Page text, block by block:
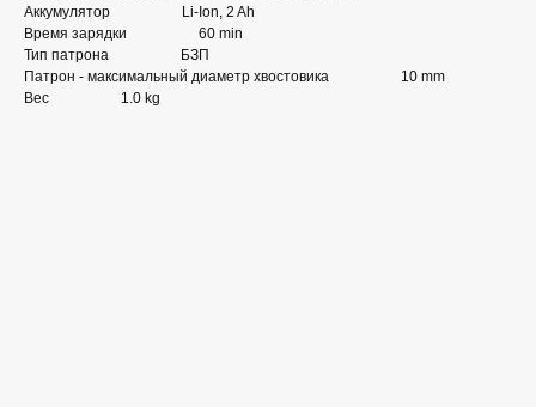
Аккумулятор Li-Ion, 2 Ah
Время зарядки 60 min
Тип патрона БЗП
Патрон - максимальный диаметр хвостовика 10 mm
Вес 1.0 kg